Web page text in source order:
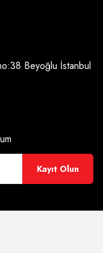
Beyoğlu İstanbul
Kayıt Olun